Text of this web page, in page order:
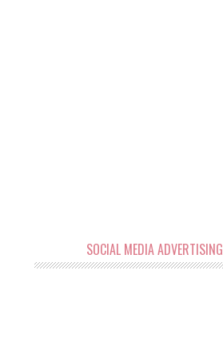
SOCIAL MEDIA ADVERTISING